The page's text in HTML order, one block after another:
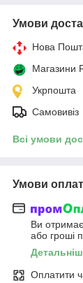
Умови
Нова
Магазини
Укрпошта
Самовивіз
Всі умови
Умови
Ви
або гроші
Оплатити